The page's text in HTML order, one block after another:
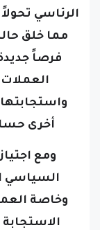
الرئاسي
مما خلق
فرصاً
أخرى
ومع
السياسي
وخاصة